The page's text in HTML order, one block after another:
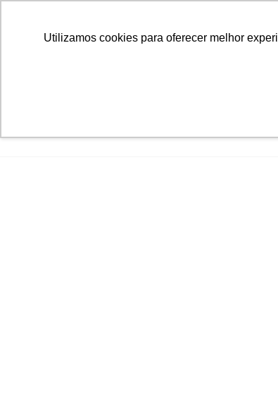
Utilizamos cookies para oferecer melhor
Sobre